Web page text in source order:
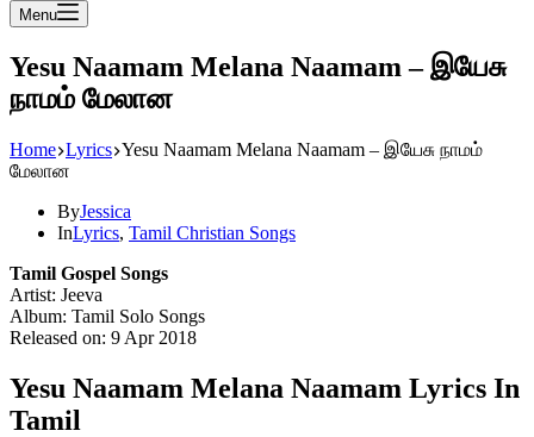
Menu
Yesu Naamam Melana Naamam – இயேசு
நாமம் மேலான
Home Lyrics Yesu Naamam Melana Naamam – இயேசு நாமம்
மேலான
ByJessica
InLyrics, Tamil Christian Songs
Tamil Gospel Songs
Artist: Jeeva
Album: Tamil Solo Songs
Released on: 9 Apr 2018
Yesu Naamam Melana Naamam Lyrics In
Tamil